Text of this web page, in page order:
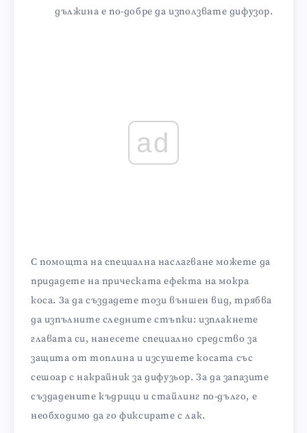
дължина е по-добре да използвате дифузор.
ad
С помощта на специална наслагване можете да
придадете на прическата ефекта на мокра
коса. За да създадете този външен вид, трябва
да изпълните следните стъпки: изплакнете
главата си, нанесете специално средство за
защита от топлина и изсушете косата със
сешоар с накрайник за дифузьор. За да запазите
създадените къдрици и стайлинг по-дълго, е
необходимо да го фиксирате с лак.